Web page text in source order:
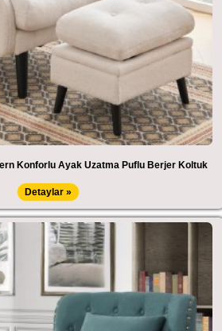
Konforlu Ayak Uzatma Puflu Berjer Koltuk
Detaylar »